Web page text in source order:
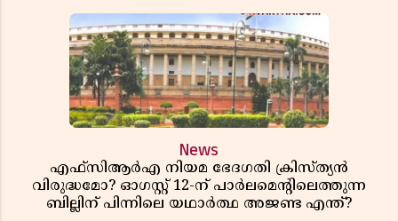
News
എഫ്സിആർഎ നിയമ ഭേദഗതി ക്രിസ്ത്യൻ
വിരുദ്ധമോ? ഓഗസ്റ്റ് 12-ന് പാർലമെന്റിലെത്തുന്ന
ബില്ലിന് പിന്നിലെ യഥാർത്ഥ അജണ്ട എന്ത്?